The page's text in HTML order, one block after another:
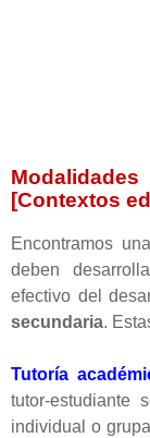
[Contextos
Encontramos
deben
efectivo del
secundaria.
Tutoría
tutor-estudiante
individual o